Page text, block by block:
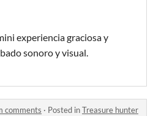
experiencia graciosa y
sonoro y visual.
comments · Posted inTreasure hunter